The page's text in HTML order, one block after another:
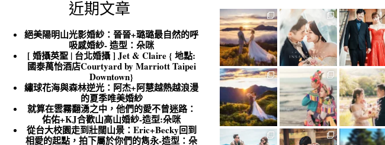
近期文章
絕美陽明山光影婚紗：晉晉+璐璐最自然的呼
吸感婚紗- 造型：朵咪
[ 婚攝英聖 | 台北婚攝 ] Jet & Claire { 地點:
國泰萬怡酒店Courtyard by Marriott Taipei
Downtown}
繡球花海與森林逆光：阿杰+阿慧越熱越浪漫
的夏季唯美婚紗
就算在雲霧翻湧之中，他們的愛不曾迷路：
佑佑+KJ合歡山高山婚紗-造型:朵咪
從台大校園走到壯闊山景：Eric+Becky回到
相愛的起點，拍下屬於你們的雋永-造型：朵